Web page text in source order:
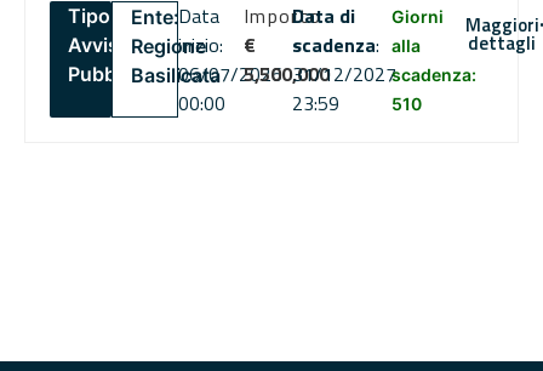
Tipo:
Avviso
Pubblico
Ente:
Regione
Basilicata
Data
inizio:
06/07/2026
00:00
Importo
€
5,500,000
Data di
scadenza:
31/12/2027
23:59
Giorni
alla
scadenza:
510
Maggiori
dettagli